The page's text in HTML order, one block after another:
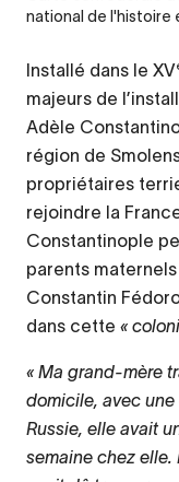
national de l'histoire
Installé dans le XV
majeurs de
Adèle
région de
propriétaires
rejoindre la
Constantinople
parents
Constantin
dans cette «
Ma grand-mère
domicile, avec
Russie, elle avait
semaine chez